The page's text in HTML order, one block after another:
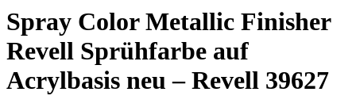
Spray Color Metallic Finisher
Revell Sprühfarbe auf
Acrylbasis neu – Revell 39627